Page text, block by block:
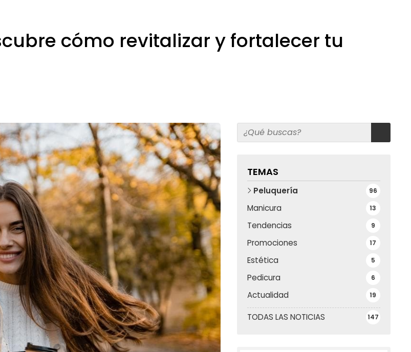
cómo revitalizar y fortalecer tu
TEMAS
TODAS LAS NOTICIAS 147
Peluquería 96
Manicura 13
Tendencias 9
Promociones 17
Estética 5
Pedicura 6
Actualidad 19